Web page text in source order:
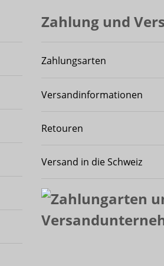
Zahlung und
Zahlungsarten
Versandinformationen
Retouren
Versand in die Schweiz